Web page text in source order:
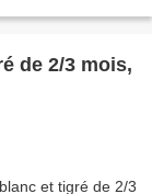
de 2/3 mois,